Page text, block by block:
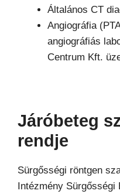
Általános CT
Angiográfia
angiográfiás
Centrum Kft.
Járóbeteg
rendje
Sürgősségi röntgen
Intézmény Sürgősségi